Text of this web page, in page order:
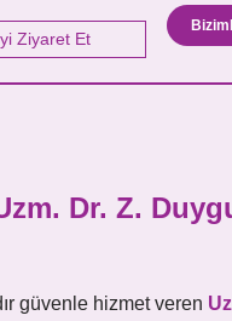
Ziyaret Et
Dr. Z.
güvenle hizmet veren